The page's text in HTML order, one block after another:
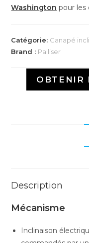
Washington pour les
Catégorie: Canapé
Brand : Palliser
OBTENIR
Description
Mécanisme
Inclinaison